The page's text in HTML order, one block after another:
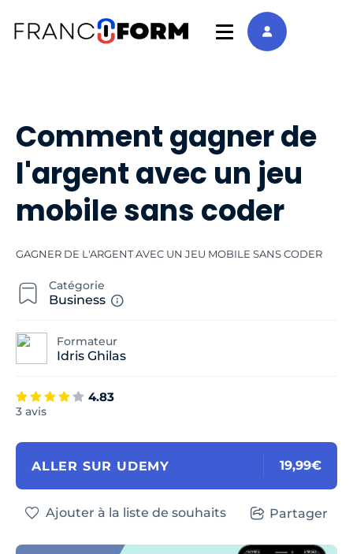
Catégorie
Business
Formateur
Idris Ghilas
4.83
3 avis
Comment gagner de
l'argent avec un jeu
mobile sans coder
GAGNER DE L'ARGENT AVEC UN JEU MOBILE SANS CODER
ALLER SUR UDEMY 19,99€
Ajouter à la liste de souhaits Partager